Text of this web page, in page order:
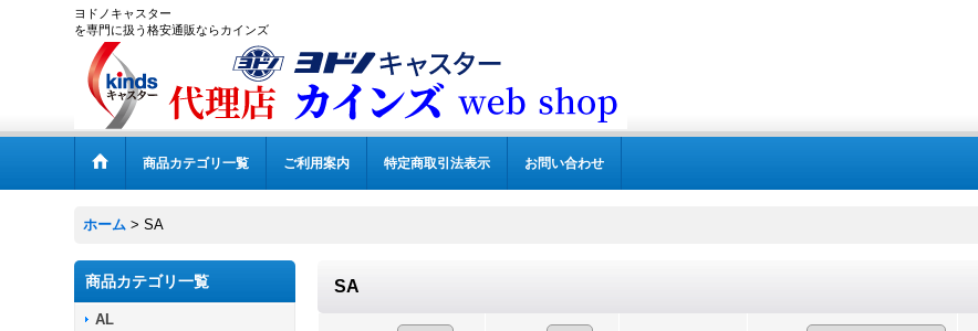
ヨドノキャスター
を専門に扱う格安通販ならカインズ
商品カテゴリ一覧 ご利用案内 特定商取引法表示 お問い合わせ
ホーム > SA
商品カテゴリ一覧
AL
SA